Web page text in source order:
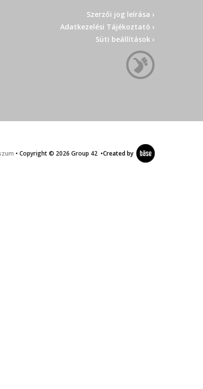
Szerzői jog leírása ›
Adatkezelési Tájékoztató ›
Süti beállítások ›
• Copyright © 2026 Group 42 •Created by